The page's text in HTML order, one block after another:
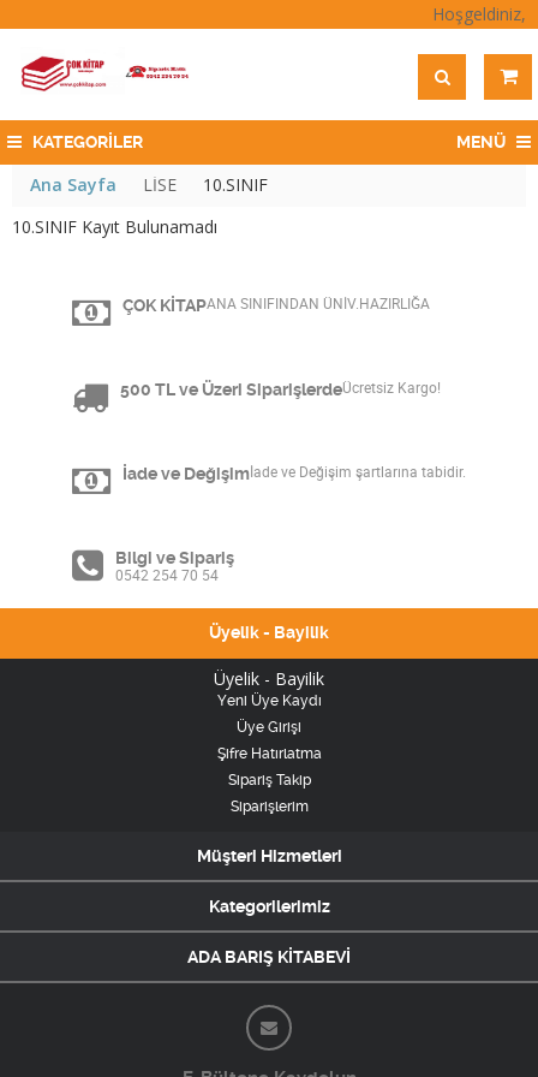
Hoşgeldiniz,
KATEGORİLER MENÜ
Ana Sayfa LİSE
10.SINIF
10.SINIF Kayıt Bulunamadı
ÇOK KİTAPANA SINIFINDAN ÜNİV.HAZIRLIĞA
500 TL ve Üzeri SiparişlerdeÜcretsiz Kargo!
İade ve Değişim İade ve Değişim şartlarına tabidir.
Bilgi ve Sipariş
0542 254 70 54
Üyelik - Bayilik
Üyelik - Bayilik
Yeni Üye Kaydı
Üye Girişi
Şifre Hatırlatma
Sipariş Takip
Siparişlerim
Müşteri Hizmetleri
Kategorilerimiz
ADA BARIŞ KİTABEVİ